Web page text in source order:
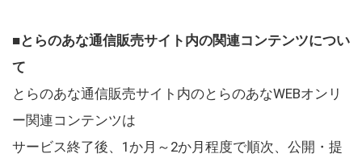
■とらのあな通信販売サイト内の関連コンテンツについ
て
とらのあな通信販売サイト内のとらのあなWEBオンリ
ー関連コンテンツは
サービス終了後、1か月～2か月程度で順次、公開・提